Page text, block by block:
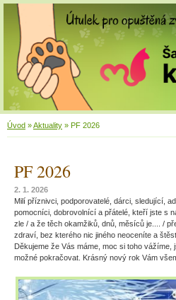
Úvod »Aktuality » PF 2026
PF 2026
2. 1. 2026
Milí příznivci, podporovatelé, dárci, sledující,
pomocníci, dobrovolnící a přátelé, kteří jste s
zle / a že těch okamžiků, dnů, měsíců je.... /
zdraví, bez kterého nic jiného neoceníte a
Děkujeme že Vás máme, moc si toho
možné pokračovat. Krásný nový rok Vám